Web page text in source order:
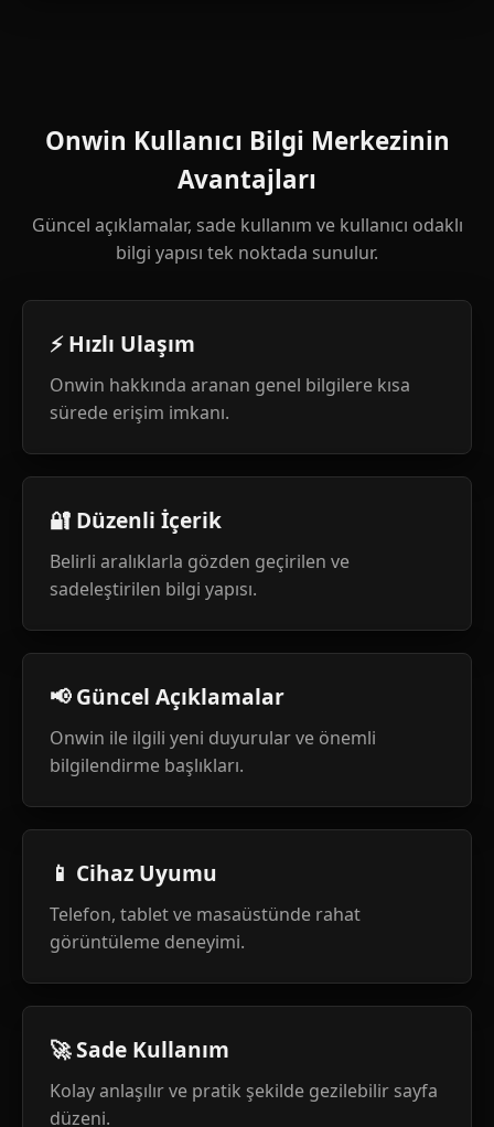
Onwin Kullanıcı Bilgi Merkezinin
Avantajları
Güncel açıklamalar, sade kullanım ve kullanıcı odaklı
bilgi yapısı tek noktada sunulur.
⚡ Hızlı Ulaşım
Onwin hakkında aranan genel bilgilere kısa
sürede erişim imkanı.
🔐 Düzenli İçerik
Belirli aralıklarla gözden geçirilen ve
sadeleştirilen bilgi yapısı.
📢 Güncel Açıklamalar
Onwin ile ilgili yeni duyurular ve önemli
bilgilendirme başlıkları.
📱 Cihaz Uyumu
Telefon, tablet ve masaüstünde rahat
görüntüleme deneyimi.
🚀 Sade Kullanım
Kolay anlaşılır ve pratik şekilde gezilebilir sayfa
düzeni.